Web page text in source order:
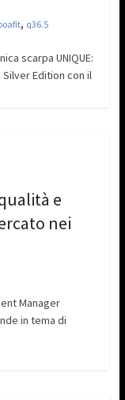
, q36.5
scarpa UNIQUE:
Edition con il
e
nei
Manager
in tema di